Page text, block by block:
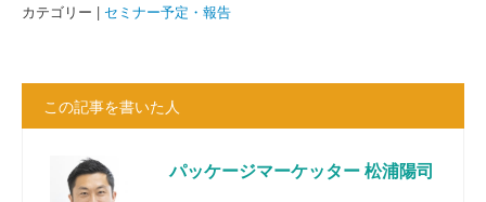
カテゴリー | セミナー予定・報告
この記事を書いた人
パッケージマーケッター 松浦陽司